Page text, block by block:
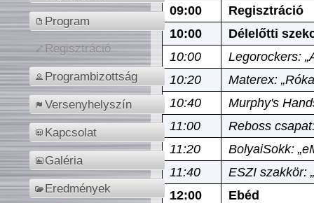
Program
Regisztráció
Programbizottság
Versenyhelyszín
Kapcsolat
Galéria
Eredmények
09:00
Regisztráció
10:00
Délelőtti
10:00
Legorockers:
10:20
Materex:
10:40
Murphy's
11:00
Reboss
11:20
BolyaiSokk:
11:40
ESZI szakkör:
12:00
Ebéd